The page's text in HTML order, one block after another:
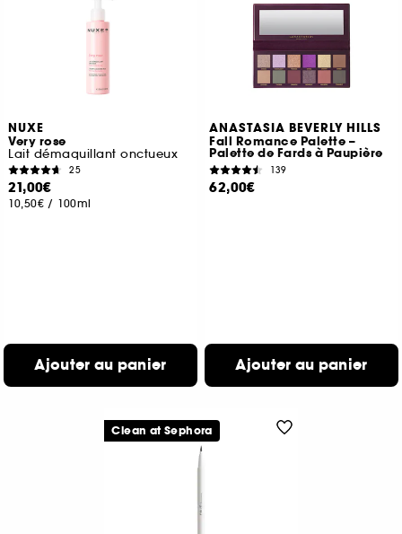
NUXE
Very rose
Lait démaquillant onctueux
25
21,00€
10,50€ / 100ml
Ajouter au panier
ANASTASIA BEVERLY HILLS
Fall Romance Palette –
Palette de Fards à Paupière
139
62,00€
Ajouter au panier
Clean at Sephora